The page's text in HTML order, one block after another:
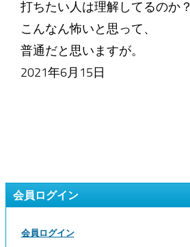
打ちたい人は理解してるのか？
こんなん怖いと思って、
普通だと思いますが。
2021年6月15日
会員ログイン
会員ログイン